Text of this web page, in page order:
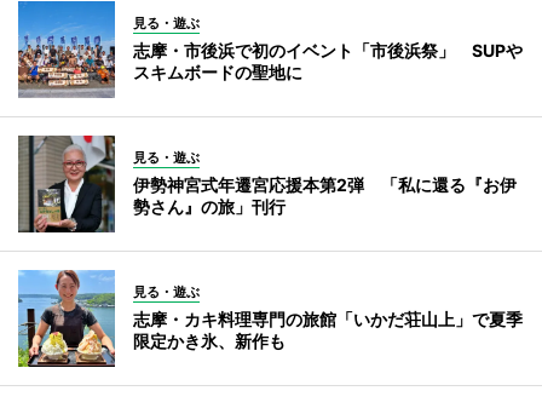
見る・遊ぶ
志摩・市後浜で初のイベント「市後浜祭」 SUPや
スキムボードの聖地に
見る・遊ぶ
伊勢神宮式年遷宮応援本第2弾 「私に還る『お伊
勢さん』の旅」刊行
見る・遊ぶ
志摩・カキ料理専門の旅館「いかだ荘山上」で夏季
限定かき氷、新作も